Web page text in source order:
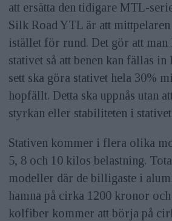
att ersätta den tidigare MTL-
Silk Road YTL är att
istället för rund. Det gör att man
stativet så att benen kan fällas
sett ska göra stativet hela 30%
hopfällt. Detta ska uppnås utan
styrkan eller stabiliteten i
Stativen kommer i flera olika
5, 8 och 10 kilos belastning.
modeller där de billigaste i
hamna på cirka 1200 kronor
kolfiber kommer att börja på